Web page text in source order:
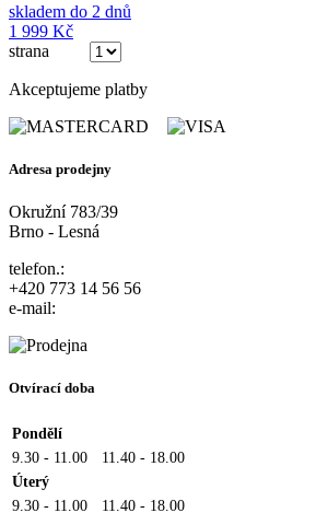
skladem do 2 dnů
1 999 Kč
strana
Akceptujeme platby
Adresa prodejny
Okružní 783/39
Brno - Lesná
telefon.:
+420 773 14 56 56
e-mail:
Otvírací doba
Pondělí
9.30 - 11.00
11.40 - 18.00
Úterý
9.30 - 11.00
11.40 - 18.00